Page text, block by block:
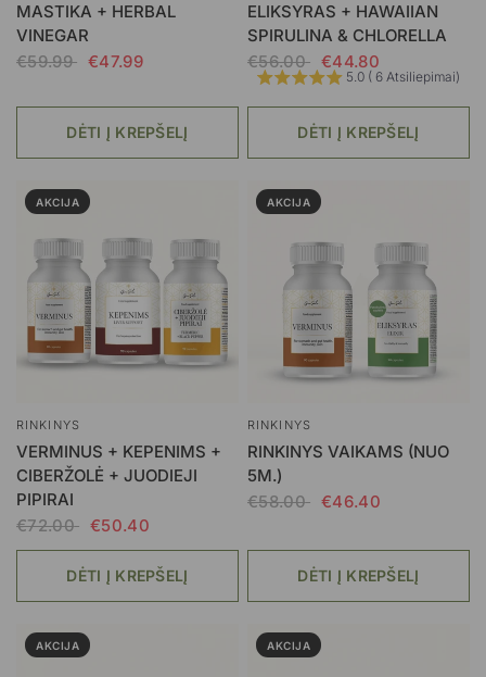
MASTIKA + HERBAL
VINEGAR
€59.99
€47.99
DĖTI Į KREPŠELĮ
ELIKSYRAS + HAWAIIAN
SPIRULINA & CHLORELLA
€56.00
€44.80
5.0 ( 6 Atsiliepimai)
DĖTI Į KREPŠELĮ
AKCIJA
RINKINYS
VERMINUS + KEPENIMS +
CIBERŽOLĖ + JUODIEJI
PIPIRAI
€72.00
€50.40
DĖTI Į KREPŠELĮ
AKCIJA
RINKINYS
RINKINYS VAIKAMS (NUO
5M.)
€58.00
€46.40
DĖTI Į KREPŠELĮ
AKCIJA AKCIJA